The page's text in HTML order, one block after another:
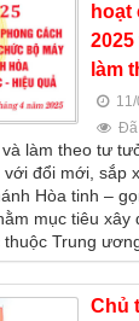
hoạt
làm
Đã
làm theo tư
đổi mới, sắp
Hòa tinh –
mục tiêu xây
Trung
Chủ